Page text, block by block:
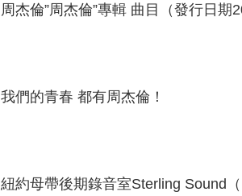
周杰倫”周杰倫”專輯 曲目（發行日期
我們的青春 都有周杰倫！
紐約母帶後期錄音室Sterling Sound